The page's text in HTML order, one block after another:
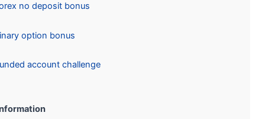
Forex no deposit bonus
Binary option bonus
Funded account challenge
Information: